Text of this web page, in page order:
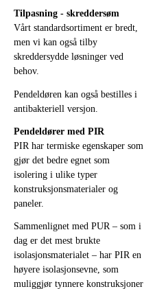
Tilpasning - skreddersøm
Vårt standardsortiment er bredt,
men vi kan også tilby
skreddersydde løsninger ved
behov.
Pendeldøren kan også bestilles i
antibakteriell versjon.
Pendeldører med PIR
PIR har termiske egenskaper som
gjør det bedre egnet som
isolering i ulike typer
konstruksjonsmaterialer og
paneler.
Sammenlignet med PUR – som i
dag er det mest brukte
isolasjonsmaterialet – har PIR en
høyere isolasjonsevne, som
muliggjør tynnere konstruksjoner